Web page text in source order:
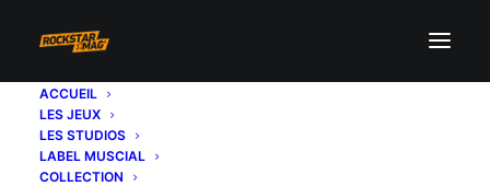
ACCUEIL
LES JEUX
LES STUDIOS
LABEL MUSCIAL
COLLECTION